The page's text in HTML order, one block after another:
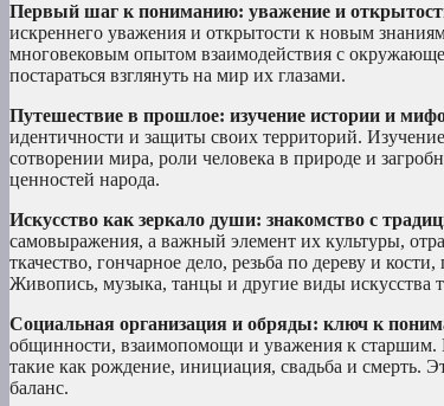
Первый шаг к пониманию: уважение и
искреннего уважения и открытости к новым
многовековым опытом взаимодействия с
постараться взглянуть на мир их глазами.
Путешествие в прошлое: изучение истории и
идентичности и защиты своих территорий.
сотворении мира, роли человека в природе и
ценностей народа.
Искусство как зеркало души: знакомство с
самовыражения, а важный элемент их культуры,
ткачество, гончарное дело, резьба по дереву и
Живопись, музыка, танцы и другие виды искусства
Социальная организация и обряды: ключ к
общинности, взаимопомощи и уважения к
такие как рождение, инициация, свадьба и смерть.
баланс.